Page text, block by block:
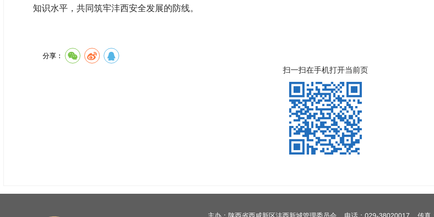
知识水平，共同筑牢沣西安全发展的防线。
分享：
扫一扫在手机打开当前页